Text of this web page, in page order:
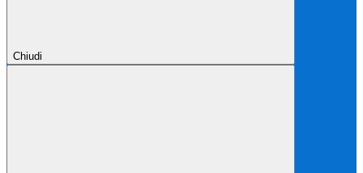
Chiudi